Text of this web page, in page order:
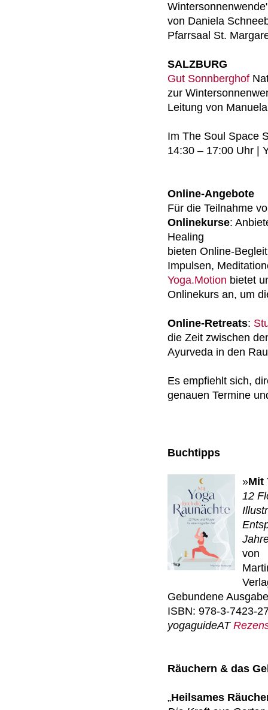
von Daniela
Pfarrsaal St.
SALZBURG
Gut Sonnberghof
zur
Leitung von
Im The Soul Space
14:30 – 17:00 Uhr |
Online-Angebote
Für die Teilnahme
Onlinekurse:
Healing
bieten Online-
Impulsen,
Yoga.Motion bietet
Onlinekurs an, um
Online-Retreats:
die Zeit zwischen
Ayurveda in den
Es empfiehlt sich,
genauen Termine
Buchtipps
»Mit
12
von
Gebundene
ISBN: 978-3-7423-
yogaguideAT
Räuchern & das
„Heilsames